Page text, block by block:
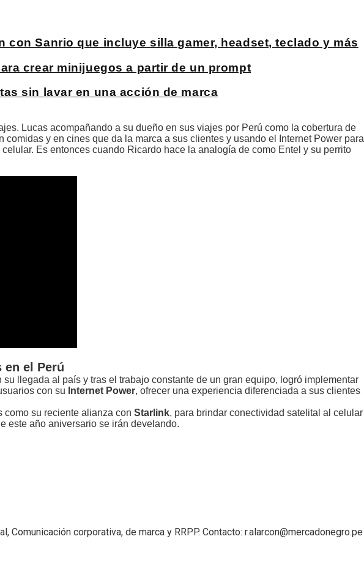
Sanrio que incluye silla gamer, headset, teclado y más
crear minijuegos a partir de un prompt
sin lavar en una acción de marca
Lucas acompañando a su dueño en sus viajes por Perú como la cobertura de
y en cines que da la marca a sus clientes y usando el Internet Power para
Es entonces cuando Ricardo hace la analogía de como Entel y su perrito
en el Perú
llegada al país y tras el trabajo constante de un gran equipo, logró implementar
con su Internet Power, ofrecer una experiencia diferenciada a sus clientes
como su reciente alianza con Starlink, para brindar conectividad satelital al celular
este año aniversario se irán develando.
corporativa, de marca y RRPP. Contacto: r.alarcon@mercadonegro.pe